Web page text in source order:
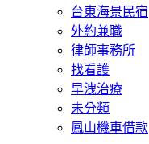
台東海景民宿
外約兼職
律師事務所
找看護
早洩治療
未分類
鳳山機車借款